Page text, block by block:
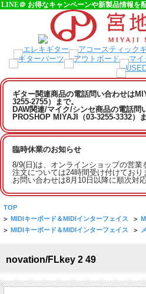
LINE＠ お得なキャンペーンや新製品情報を
ギター関連商品の電話問い合わせは
3255-2755）まで。
DAW関連/マイク/シンセ商品の電話問
PROSHOP MIYAJI（03-3255-3332）ま
臨時休業のお知らせ
8/9(日)は、オンラインショップの営業
注文については24時間受け付けてお
お問い合わせは8月10日以降に順次対
TOP
> MIDIキーボード＆MIDIインターフェイス >
> MIDIキーボード＆MIDIインターフェイス >
novation/FLkey 2 49